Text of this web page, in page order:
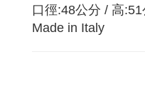
口徑:48公分 / 高
Made in Italy